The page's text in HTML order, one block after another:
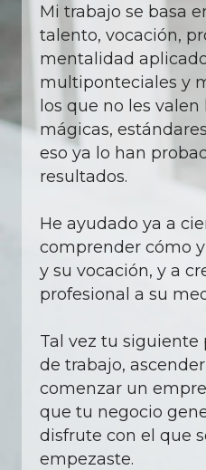
Mi trabajo se basa
talento, vocación,
mentalidad
multiponteciales y
los que no les
mágicas,
eso ya lo han
resultados.
He ayudado ya a
comprender cómo
y su vocación, y a
profesional a su
Tal vez tu siguiente
de trabajo,
comenzar un
que tu negocio
disfrute con el que
empezaste.